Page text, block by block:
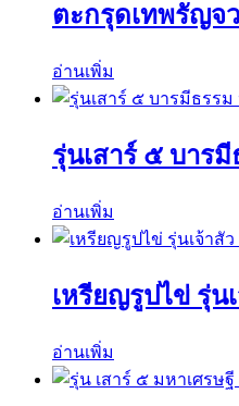
ตะกรุดเทพรัญจ
อ่านเพิ่ม
รุ่นเสาร์ ๕ บาร
อ่านเพิ่ม
เหรียญรูปไข่ รุ่น
อ่านเพิ่ม